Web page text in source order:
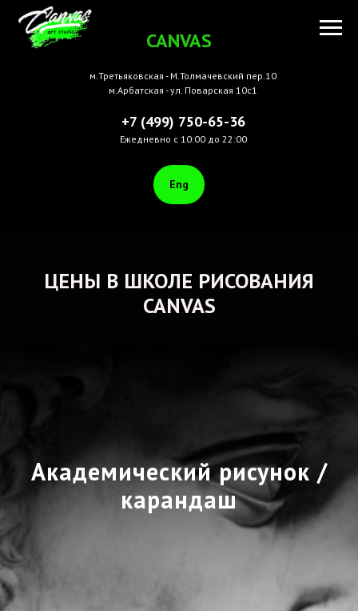
CANVAS
м.Третьяковская - М.Толмачевский пер.10
м.Арбатская - ул. Поварская 10с1
+7 (499) 750-65-36
Ежедневно с 10:00 до 22:00
Eng
ЦЕНЫ В ШКОЛЕ РИСОВАНИЯ
CANVAS
Академический рисунок /
карандаш